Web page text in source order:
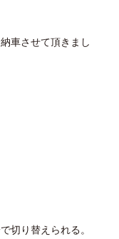
車させて頂きまし
切り替えられる。